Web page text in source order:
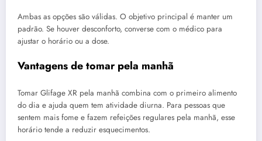
Ambas as opções são válidas. O objetivo principal é manter um
padrão. Se houver desconforto, converse com o médico para
ajustar o horário ou a dose.
Vantagens de tomar pela manhã
Tomar Glifage XR pela manhã combina com o primeiro alimento
do dia e ajuda quem tem atividade diurna. Para pessoas que
sentem mais fome e fazem refeições regulares pela manhã, esse
horário tende a reduzir esquecimentos.